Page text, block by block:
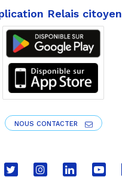
Relais citoyen
NOUS CONTACTER